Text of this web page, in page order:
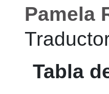
Pamela
Tabla